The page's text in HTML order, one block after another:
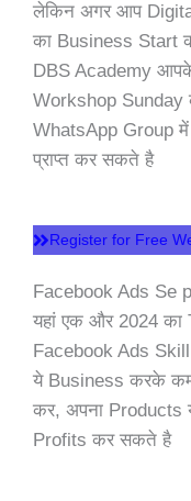
लेकिन अगर आप
का Business Start
DBS Academy
Workshop Sunday
WhatsApp Group
प्राप्त कर सकते है
Register for Free
Facebook Ads Se
यहां एक और 2024 का
Facebook Ads
ये Business करके कम
कर, अपना Products
Profits कर सकते है